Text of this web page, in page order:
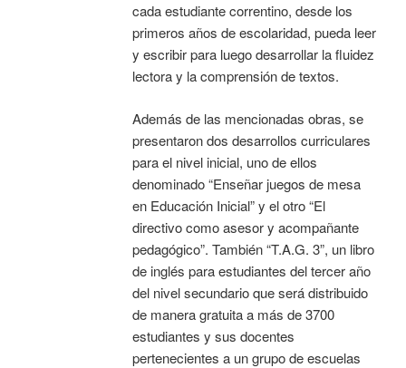
cada estudiante correntino, desde los
primeros años de escolaridad, pueda leer
y escribir para luego desarrollar la fluidez
lectora y la comprensión de textos.
Además de las mencionadas obras, se
presentaron dos desarrollos curriculares
para el nivel inicial, uno de ellos
denominado “Enseñar juegos de mesa
en Educación Inicial” y el otro “El
directivo como asesor y acompañante
pedagógico”. También “T.A.G. 3”, un libro
de inglés para estudiantes del tercer año
del nivel secundario que será distribuido
de manera gratuita a más de 3700
estudiantes y sus docentes
pertenecientes a un grupo de escuelas